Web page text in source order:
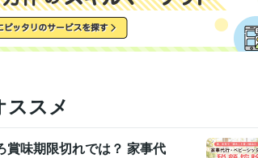
ススメ
賞味期限切れでは？ 家事代